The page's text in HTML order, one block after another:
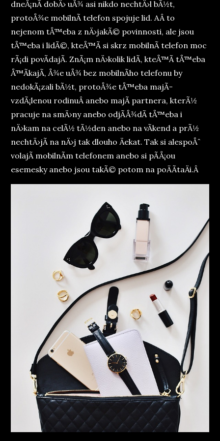
dneÅ¡nÃ­ dobÄ› uÅ¾ asi nikdo nechtÄ›l bÃ½t,
protoÅ¾e mobilnÃ­ telefon spojuje lid. AÂ to
nejenom tÅ™eba z nÄ›jakÃ© povinnosti, ale jsou
tÅ™eba i lidÃ©, kteÅ™Ã­ si skrz mobilnÃ­ telefon moc
rÃ¡di povÃ­dajÃ­. ZnÃ¡m nÄ›kolik lidÃ­, kteÅ™Ã­ tÅ™eba
Å™Ã­kajÃ­, Å¾e uÅ¾ bez mobilnÃ­ho telefonu by
nedokÃ¡zali bÃ½t, protoÅ¾e tÅ™eba majÃ­
vzdÃ¡lenou rodinuÂ anebo majÃ­ partnera, kterÃ½
pracuje na smÄ›ny anebo odjÃ­Å¾dÃ­ tÅ™eba i
nÄ›kam na celÃ½ tÃ½den anebo na vÃ­kend a prÃ½
nechtÄ›jÃ­ na nÄ›j tak dlouho Äekat. Tak si alespoÅˆ
volajÃ­ mobilnÃ­m telefonem anebo si pÃ­Å¡ou
esemesky anebo jsou takÃ© potom na poÄÃ­taÄi.Â